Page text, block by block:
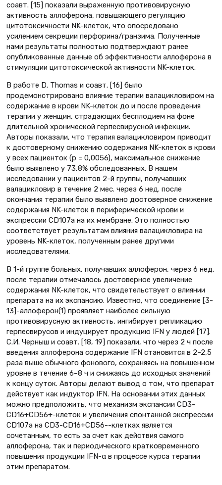
соавт. [15] показали выраженную противовирусную
активность аллоферона, повышающего регуляцию
цитотоксичности NK-клеток, что опосредовано
усилением секреции перфорина/гранзима. Полученные
нами результаты полностью подтверждают ранее
опубликованные данные об эффективности аллоферона в
стимуляции цитотоксической активности NK-клеток.
В работе D. Thomas и соавт. [16] было
продемонстрировано влияние терапии валацикловиром на
содержание в крови NK-клеток до и после проведения
терапии у женщин, страдающих бесплодием на фоне
длительной хронической герпесвирусной инфекции.
Авторы показали, что терапия валацикловиром приводит
к достоверному снижению содержания NK-клеток в крови
у всех пациенток (р = 0,0056), максимальное снижение
было выявлено у 73,8% обследованных. В нашем
исследовании у пациентов 2-й группы, получавших
валацикловир в течение 2 мес. через 6 нед. после
окончания терапии было выявлено достоверное снижение
содержания NK-клеток в периферической крови и
экспрессии СD107а на их мембране. Это полностью
соответствует результатам влияния валацикловира на
уровень NK-клеток, полученным ранее другими
исследователями.
В 1-й группе больных, получавших аллоферон, через 6 нед.
после терапии отмечалось достоверное увеличение
содержания NK-клеток, что свидетельствует о влиянии
препарата на их экспансию. Известно, что соединение [3-
13]-аллоферон(1) проявляет наиболее сильную
противовирусную активность, ингибирует репликацию
герпесвирусов и индуцирует продукцию IFN у людей [17].
С.И. Черныш и соавт. [18, 19] показали, что через 2 ч после
введения аллоферона содержание IFN становится в 2–2,5
раза выше обычного фонового, сохраняясь на повышенном
уровне в течение 6–8 ч и снижаясь до исходных значений
к концу суток. Авторы делают вывод о том, что препарат
действует как индуктор IFN. На основании этих данных
можно предположить, что механизм экспансии СD3-
СD16+CD56+-клеток и увеличения спонтанной экспрессии
СD107а на СD3-СD16+CD56--клетках является
сочетанным, то есть за счет как действия самого
аллоферона, так и периодического кратковременного
повышения продукции IFN-α в процессе курса терапии
этим препаратом.